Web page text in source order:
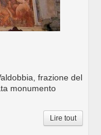
frazione del
monumento
Lire tout